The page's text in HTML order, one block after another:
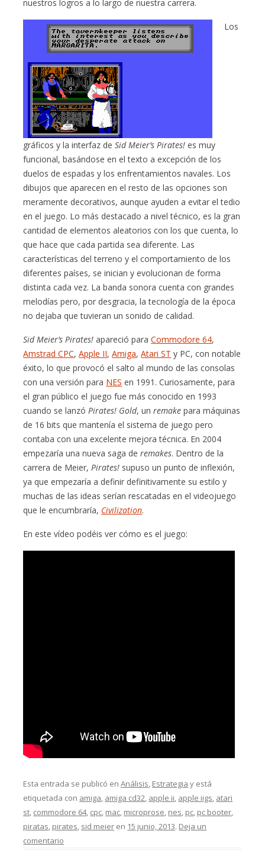
nuestros logros a lo largo de nuestra carrera.
Los
gráficos y la interfaz deSid Meier’s Pirates! es muy
funcional, basándose en el texto a excepción de los
duelos de espadas y los enfrentamientos navales. Los
dibujos que aparecen en el resto de las opciones son
meramente decorativos, aunque ayuden a evitar el tedio
en el juego. Lo más destacado a nivel técnico, es la gran
cantidad de elementos aleatorios con los que cuenta, lo
que hace que cada partida sea diferente. Las
características del terreno y el comportamiento de los
diferentes países, se inician y evolucionan de forma
distinta cada vez. La banda sonora cuenta con grandes
melodías pero, por desgracia, la tecnología de la época
no dejaba que tuvieran un sonido de calidad.
Sid Meier’s Pirates! apareció paraCommodore 64,
Amstrad CPC,Apple II,Amiga,Atari ST y PC, con notable
éxito, lo que provocó el salto al mundo de las consolas
con una versión para NES en 1991. Curiosamente, para
el gran público el juego fue más conocido en 1993
cuando se lanzó Pirates! Gold, unremakepara máquinas
de 16 bits que mantenía el sistema de juego pero
contaba con una excelente mejora técnica. En 2004
empezaría una nueva saga deremakes. Dentro de la
carrera de Meier, Pirates! supuso un punto de inflexión,
ya que empezaría a definir definitivamente su estilo y
muchas de las ideas serían rescatadas en el videojuego
que le encumbraría, Civilization.
En este vídeo podéis ver cómo es el juego:
Esta entrada se publicó enAnálisis, Estrategia y está
etiquetada con amiga, amiga cd32, apple ii, apple iigs, atari
st, commodore 64, cpc, mac, microprose, nes, pc, pc booter,
piratas, pirates, sid meier en 15 junio, 2013. Deja un
comentario